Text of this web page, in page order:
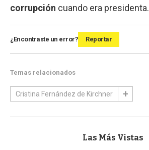
corrupción cuando era presidenta.
¿Encontraste un error? Reportar
Temas relacionados
Cristina Fernández de Kirchner
Las Más Vistas